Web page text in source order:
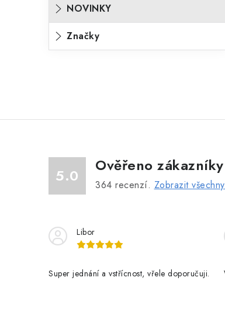
NOVINKY
Značky
5.0
Ověřeno zákazníky
364 recenzí. Zobrazit
Libor
Super jednání a vstřícnost, vřele doporučuji.